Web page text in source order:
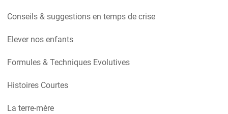
Conseils & suggestions en temps de crise
Elever nos enfants
Formules & Techniques Evolutives
Histoires Courtes
La terre-mère